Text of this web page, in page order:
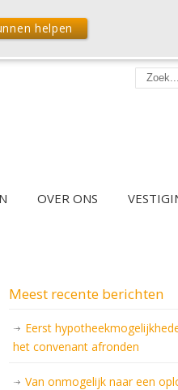
OVER ONS
Meest recente berichten
Eerst
het convenant afronden
Van onmogelijk naar een
helpen